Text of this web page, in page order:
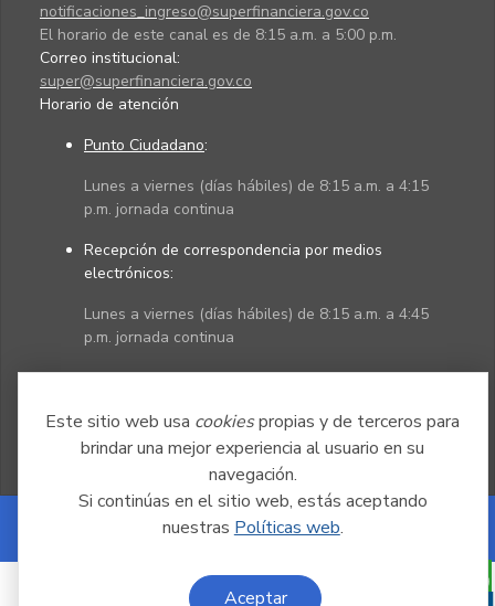
Este sitio web usa cookiespropias y de terceros para
brindar una mejor experiencia al usuario en su
navegación.
Si continúas en el sitio web, estás aceptando
nuestras Políticas web.
Aceptar
notificaciones_ingreso@superfinanciera.gov.co
El horario de este canal es de 8:15 a.m. a 5:00 p.m.
Correo institucional:
super@superfinanciera.gov.co
Horario de atención
Punto Ciudadano:
Lunes a viernes (días hábiles) de 8:15 a.m. a 4:15
p.m. jornada continua
Recepción de correspondencia por medios
electrónicos:
Lunes a viernes (días hábiles) de 8:15 a.m. a 4:45
p.m. jornada continua
Powered by Nexura